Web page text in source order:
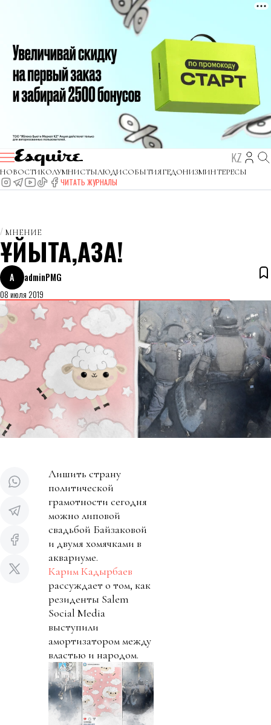
KZ
НОВОСТИКОЛУМНИСТЫЛЮДИСОБЫТИЯГЕДОНИЗМИНТЕРЕСЫ
ЧИТАТЬ ЖУРНАЛЫ
МНЕНИЕ
ҰЙЫҚТА,ҚАЗАҚ!
A
adminPMG
08 июля 2019
Лишить страну
политической
грамотности сегодня
можно липовой
свадьбой Байзаковой
и двумя хомячками в
аквариуме.
Карим Кадырбаев
рассуждает о том, как
резиденты Salem
Social Media
выступили
амортизатором между
властью и народом.